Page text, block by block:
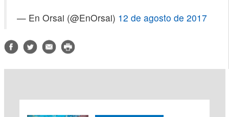
— En Orsai (@EnOrsai) 12 de agosto de 2017